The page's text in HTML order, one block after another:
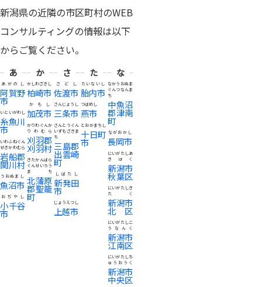
新潟県の近隣の市区町村のWEB
コンサルティングの情報は以下
からご覧ください。
あ
阿賀野
市
あがのし
糸魚川
市
いといがわし
岩船郡
関川村
いわふねぐん
せきかわむら
魚沼市
うおぬまし
小千谷
市
おぢやし
か
柏崎市
かしわざきし
加茂市
かもし
刈羽郡
刈羽村
かりわぐんか
りわむら
北蒲原
郡聖籠
町
きたかんばら
ぐんせいろう
まち
さ
佐渡市
さどし
三条市
さんじょうし
三島郡
出雲崎
町
さんとうぐん
いずもざきま
ち
新発田
市
しばたし
上越市
じょうえつし
た
胎内市
たいないし
燕市
つばめし
十日町
市
とおかまちし
な
中魚沼
郡津南
町
なかうおぬま
ぐんつなんま
ち
長岡市
ながおかし
新潟市
秋葉区
にいがたしあ
きはく
新潟市
北区
にいがたしき
たく
新潟市
江南区
にいがたしこ
うなんく
新潟市
中央区
にいがたしち
ゅうおうく